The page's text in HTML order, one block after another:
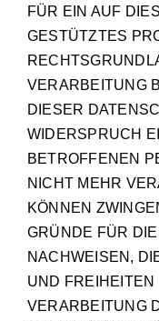
FÜR EIN AUF
GESTÜTZTES
VERARBEITUNG
DIESER
WIDERSPRUCH
BETROFFENEN
NICHT MEHR
KÖNNEN
GRÜNDE FÜR
NACHWEISEN,
UND
VERARBEITUNG